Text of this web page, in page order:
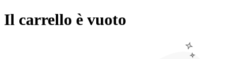
Il carrello è vuoto